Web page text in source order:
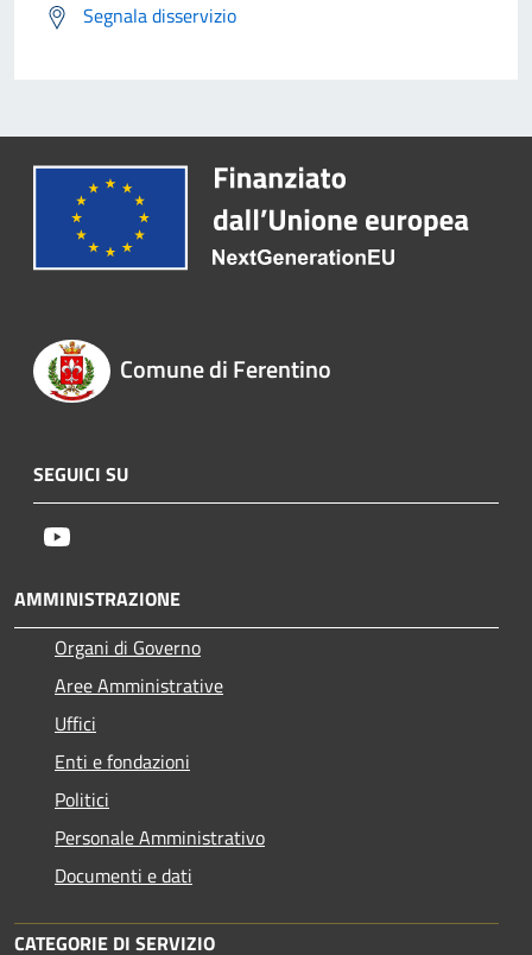
Segnala disservizio
Comune di Ferentino
SEGUICI SU
AMMINISTRAZIONE
Organi di Governo
Aree Amministrative
Uffici
Enti e fondazioni
Politici
Personale Amministrativo
Documenti e dati
CATEGORIE DI SERVIZIO